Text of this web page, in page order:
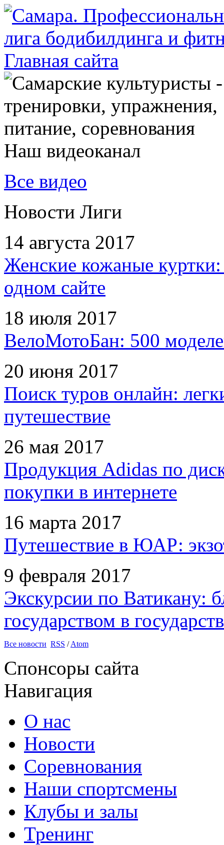
Наш видеоканал
Все видео
Новости Лиги
14 августа 2017
Женские кожаные
одном сайте
18 июля 2017
ВелоМотоБан: 500
20 июня 2017
Поиск туров онлайн:
путешествие
26 мая 2017
Продукция Adidas по
покупки в интернете
16 марта 2017
Путешествие в ЮАР:
9 февраля 2017
Экскурсии по Ватикану:
государством в
Все новости RSS /Atom
Спонсоры сайта
Навигация
О нас
Новости
Соревнования
Наши спортсмены
Клубы и залы
Тренинг